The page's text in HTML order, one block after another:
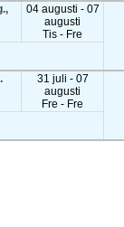
04 augusti - 07
augusti
Tis - Fre
31 juli - 07
augusti
Fre - Fre